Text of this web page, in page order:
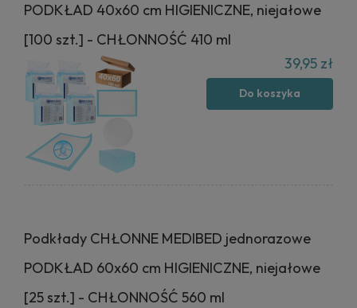
PODKŁAD 40x60 cm HIGIENICZNE, niejałowe
[100 szt.] - CHŁONNOŚĆ 410 ml
39,95 zł
Do koszyka
Podkłady CHŁONNE MEDIBED jednorazowe
PODKŁAD 60x60 cm HIGIENICZNE, niejałowe
[25 szt.] - CHŁONNOŚĆ 560 ml